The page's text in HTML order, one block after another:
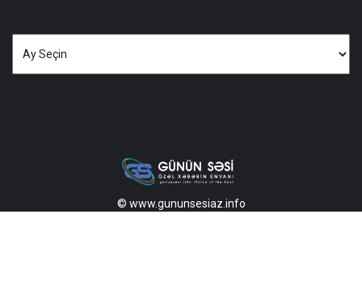
Arxivlər
© www.gununsesiaz.info